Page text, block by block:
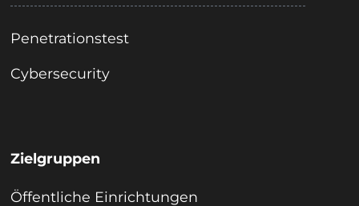
Penetrationstest
Cybersecurity
Zielgruppen
Öffentliche Einrichtungen